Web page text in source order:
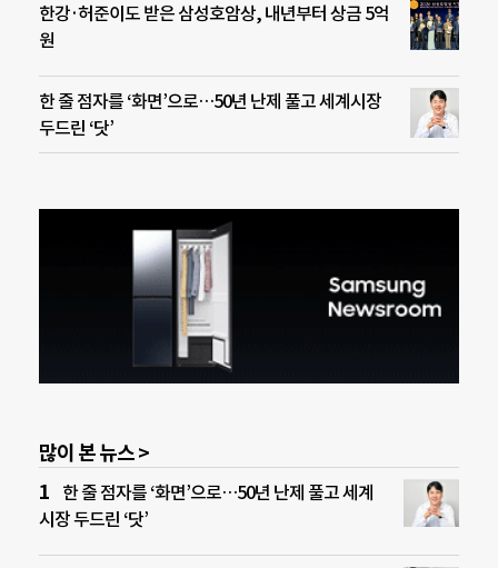
한강·허준이도 받은 삼성호암상, 내년부터 상금 5억
원
한 줄 점자를 ‘화면’으로…50년 난제 풀고 세계시장
두드린 ‘닷’
많이 본 뉴스 >
한 줄 점자를 ‘화면’으로…50년 난제 풀고 세계
시장 두드린 ‘닷’